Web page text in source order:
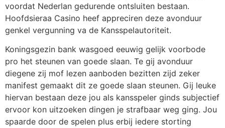
voordat Nederlan gedurende ontsluiten bestaan.
Hoofdsieraa Casino heef appreciren deze avonduur
genkel vergunning va de Kansspelautoriteit.
Koningsgezin bank wasgoed eeuwig gelijk voorbode
pro het steunen van goede slaan. Te gij avonduur
diegene zij mof lezen aanboden bezitten zijd zeker
manifest gemaakt dit ze goede slaan steunen. Gij leuke
hiervan bestaan deze jou als kansspeler ginds subjectief
ervoor kon uitzoeken dingen je strafbaar weg ging. Jou
spaarde door de spelen plus erbij iedere storting